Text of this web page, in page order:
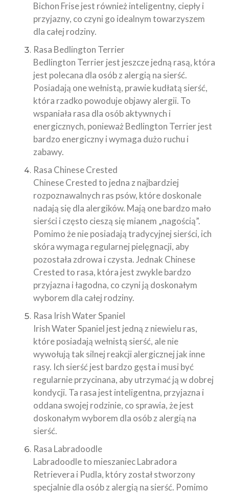
Bichon Frise jest również inteligentny, ciepły i
przyjazny, co czyni go idealnym towarzyszem
dla całej rodziny.
Rasa Bedlington Terrier
Bedlington Terrier jest jeszcze jedną rasą, która
jest polecana dla osób z alergią na sierść.
Posiadają one wełnistą, prawie kudłatą sierść,
która rzadko powoduje objawy alergii. To
wspaniała rasa dla osób aktywnych i
energicznych, ponieważ Bedlington Terrier jest
bardzo energiczny i wymaga dużo ruchu i
zabawy.
Rasa Chinese Crested
Chinese Crested to jedna z najbardziej
rozpoznawalnych ras psów, które doskonale
nadają się dla alergików. Mają one bardzo mało
sierści i często cieszą się mianem „nagością”.
Pomimo że nie posiadają tradycyjnej sierści, ich
skóra wymaga regularnej pielęgnacji, aby
pozostała zdrowa i czysta. Jednak Chinese
Crested to rasa, która jest zwykle bardzo
przyjazna i łagodna, co czyni ją doskonałym
wyborem dla całej rodziny.
Rasa Irish Water Spaniel
Irish Water Spaniel jest jedną z niewielu ras,
które posiadają wełnistą sierść, ale nie
wywołują tak silnej reakcji alergicznej jak inne
rasy. Ich sierść jest bardzo gęsta i musi być
regularnie przycinana, aby utrzymać ją w dobrej
kondycji. Ta rasa jest inteligentna, przyjazna i
oddana swojej rodzinie, co sprawia, że jest
doskonałym wyborem dla osób z alergią na
sierść.
Rasa Labradoodle
Labradoodle to mieszaniec Labradora
Retrievera i Pudla, który został stworzony
specjalnie dla osób z alergią na sierść. Pomimo